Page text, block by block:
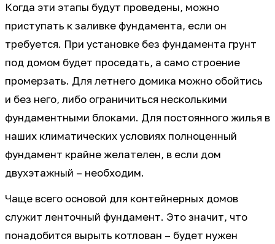
Когда эти этапы будут проведены, можно
приступать к заливке фундамента, если он
требуется. При установке без фундамента грунт
под домом будет проседать, а само строение
промерзать. Для летнего домика можно обойтись
и без него, либо ограничиться несколькими
фундаментными блоками. Для постоянного жилья в
наших климатических условиях полноценный
фундамент крайне желателен, в если дом
двухэтажный – необходим.
Чаще всего основой для контейнерных домов
служит ленточный фундамент. Это значит, что
понадобится вырыть котлован – будет нужен